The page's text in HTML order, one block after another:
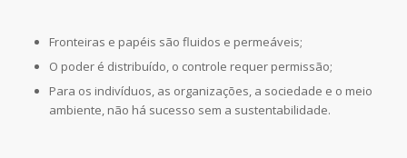
Fronteiras e papéis são fluidos e permeáveis;
O poder é distribuído, o controle requer permissão;
Para os indivíduos, as organizações, a sociedade e o meio
ambiente, não há sucesso sem a sustentabilidade.